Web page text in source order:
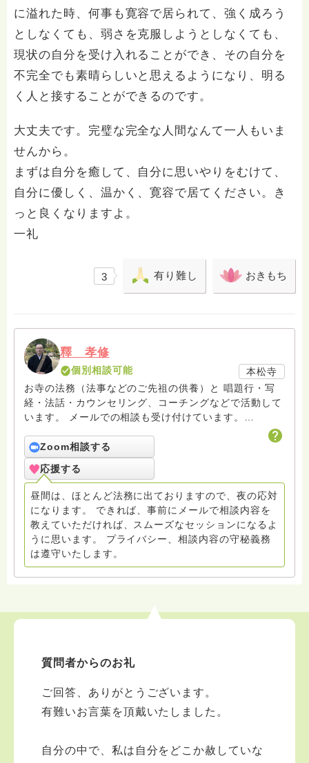
に溢れた時、何事も寛容で居られて、強く成ろう
としなくても、弱さを克服しようとしなくても、
現状の自分を受け入れることができ、その自分を
不完全でも素晴らしいと思えるようになり、明る
く人と接することができるのです。
大丈夫です。完璧な完全な人間なんて一人もいま
せんから。
まずは自分を癒して、自分に思いやりをむけて、
自分に優しく、温かく、寛容で居てください。き
っと良くなりますよ。
一礼
3 有り難し おきもち
釋 孝修
個別相談可能
本松寺
お寺の法務（法事などのご先祖の供養）と 唱題行・写
経・法話・カウンセリング、コーチングなどで活動して
います。 メールでの相談も受け付けています。
hasunohaの回答後のフォローアップはメールで致して
おりますので、メールでお問い合わせください。また面
接でのカウンセリングセラピーをご希望の方もメールで
連絡をお願いします。
amrita.offcourse@docomo.ne.jp へどうぞ。
Zoom相談する
応援する
昼間は、ほとんど法務に出ておりますので、夜の応対
になります。 できれば、事前にメールで相談内容を
教えていただければ、スムーズなセッションになるよ
うに思います。 プライバシー、相談内容の守秘義務
は遵守いたします。
質問者からのお礼
ご回答、ありがとうございます。
有難いお言葉を頂戴いたしました。
自分の中で、私は自分をどこか赦していな